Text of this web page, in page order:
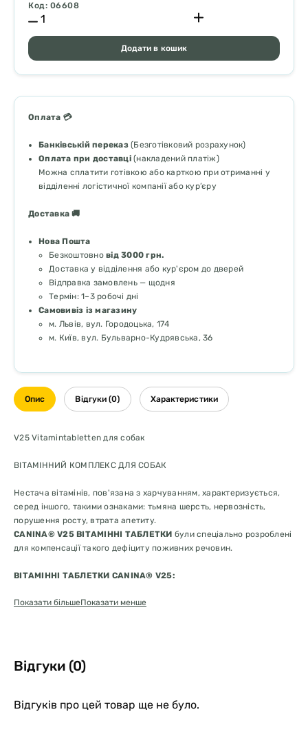
Код: 06608
Додати в кошик
Оплата 💳
Банківській переказ(Безготівковий розрахунок)
Оплата при доставці(накладений платіж)
Можна сплатити готівкою або карткою при отриманні у
відділенні логістичної компанії або кур’єру
Доставка 🚚
Нова Пошта
Безкоштовно від 3000 грн.
Доставка у відділення або кур'єром до дверей
Відправка замовлень — щодня
Термін: 1–3 робочі дні
Самовивіз із магазину
м. Львів, вул. Городоцька, 174
м. Київ, вул. Бульварно-Кудрявська, 36
Опис Відгуки (0) Характеристики
V25 Vitamintabletten для собак
ВІТАМІННИЙ КОМПЛЕКС ДЛЯ СОБАК
Нестача вітамінів, пов'язана з харчуванням, характеризується,
серед іншого, такими ознаками: тьмяна шерсть, нервозність,
порушення росту, втрата апетиту.
CANINA® V25 ВІТАМІННІ ТАБЛЕТКИ були спеціально розроблені
для компенсації такого дефіциту поживних речовин.
ВІТАМІННІ ТАБЛЕТКИ CANINA® V25:
сприяють кровотворенню
особливо підходить для вагітних та лактуючих сук
під час фази росту та у всіх стресових ситуаціях
кормом
Вітамін D необхідний для засвоєння кальцію
Показати більшеПоказати менше
Відгуки (0)
Відгуків про цей товар ще не було.